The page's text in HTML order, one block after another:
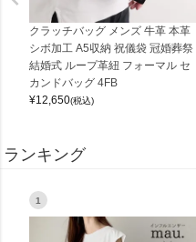
クラッチバッグ メンズ 牛革 本革
シボ加工 A5収納 祝儀袋 冠婚葬祭
結婚式 ループ革紐 フォーマル セ
カンドバッグ 4FB
¥12,650(税込)
ランキング
1